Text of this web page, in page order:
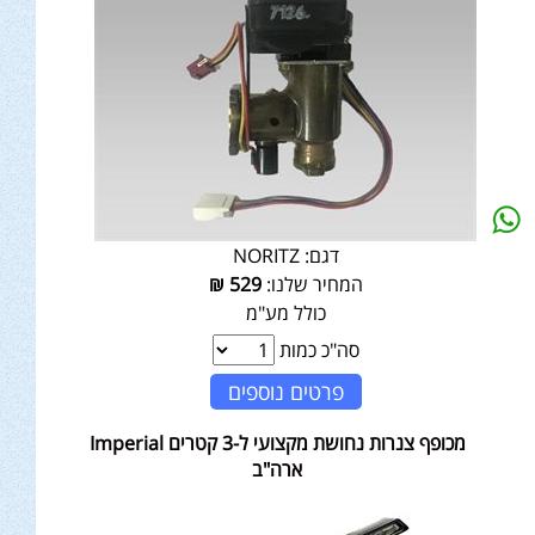
דגם: NORITZ
המחיר שלנו:529
₪
כולל מע"מ
סה"כ כמות
פרטים נוספים
מכופף צנרות נחושת מקצועי ל-3 קטרים Imperial
ארה"ב